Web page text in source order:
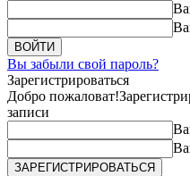
Вы забыли свой пароль?
Зарегистрироваться
Добро пожаловат!
записи